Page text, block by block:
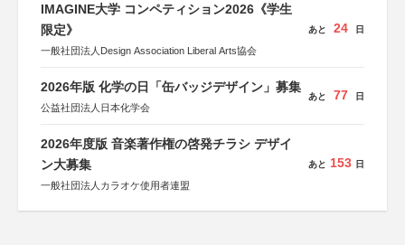
IMAGINE大学 コンペティション2026《学生
限定》
一般社団法人Design Association Liberal Arts協会
あと 24 日
2026年版 化学の日「缶バッジデザイン」募集
公益社団法人日本化学会
あと 77 日
2026年度版 音楽著作権の啓発チラシ デザイ
ン大募集
一般社団法人カラオケ使用者連盟
あと 153 日